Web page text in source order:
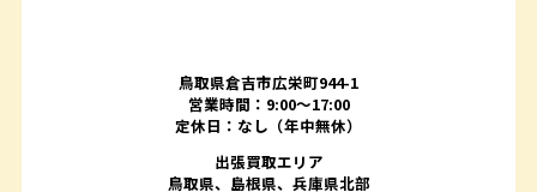
鳥取県倉吉市広栄町944-1
営業時間：9:00～17:00
定休日：なし（年中無休）
出張買取エリア
鳥取県、島根県、兵庫県北部